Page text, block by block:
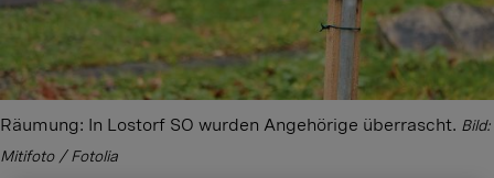
Räumung: In Lostorf SO wurden Angehörige überrascht. Bild:
Mitifoto / Fotolia